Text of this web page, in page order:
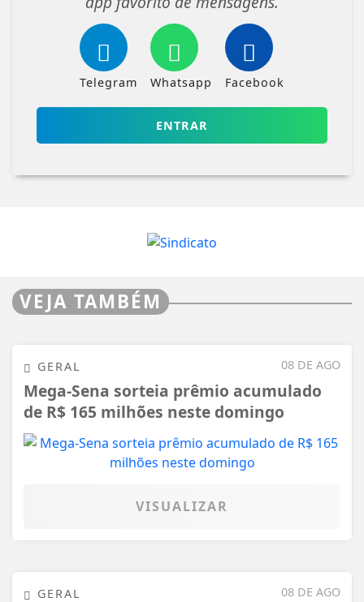
Telegram Whatsapp Facebook
ENTRAR
VEJA TAMBÉM
08 DE AGO
GERAL
Mega-Sena sorteia prêmio acumulado
de R$ 165 milhões neste domingo
VISUALIZAR
08 DE AGO
GERAL